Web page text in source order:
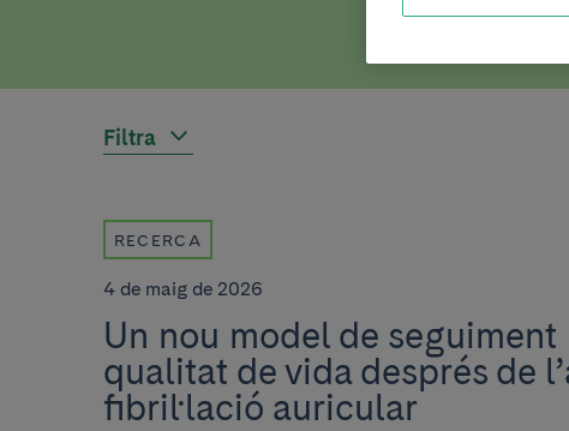
Filtra
RECERCA
4 de maig de 2026
Un nou model de
qualitat de vida després de
fibril·lació auricular